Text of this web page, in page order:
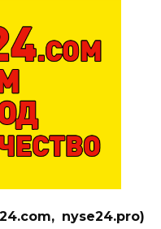
nyse24.pro)